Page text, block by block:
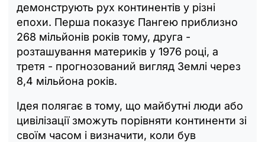
демонструють рух континентів у різні
епохи. Перша показує Пангею приблизно
268 мільйонів років тому, друга -
розташування материків у 1976 році, а
третя - прогнозований вигляд Землі через
8,4 мільйона років.
Ідея полягає в тому, що майбутні люди або
цивілізації зможуть порівняти континенти зі
своїм часом і визначити, коли був